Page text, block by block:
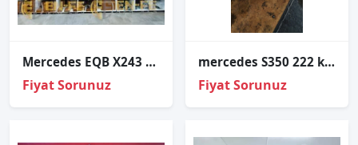
Mercedes EQB X243 Sol Far Led Modülü – 222090-51
Fiyat Sorunuz
mercedes S350 222 kasa sağ arka stop ledli
Fiyat Sorunuz